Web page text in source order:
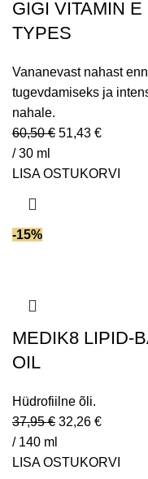
GIGI VITAMIN
TYPES
Vananevast nahast
tugevdamiseks ja
nahale.
60,50€ 51,43 €
/ 30 ml
LISA OSTUKORVI
-15%
MEDIK8 LIPID-
OIL
Hüdrofiilne õli.
37,95€ 32,26 €
/ 140 ml
LISA OSTUKORVI